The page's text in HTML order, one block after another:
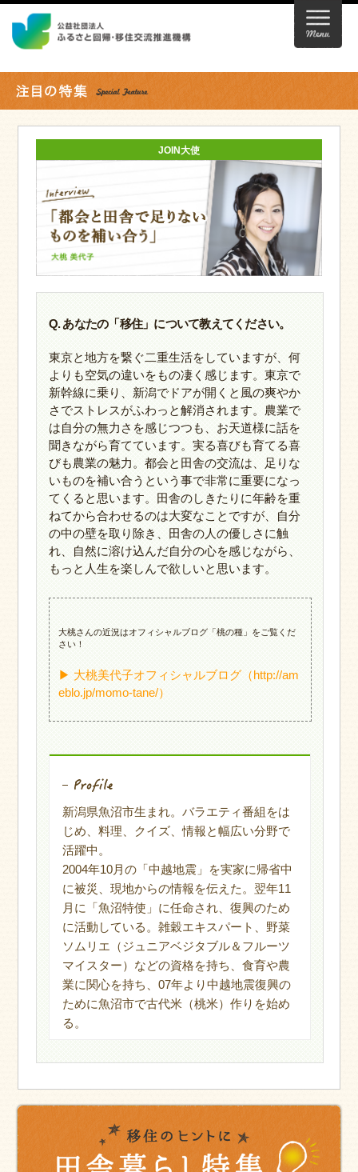
JOIN大使
Q. あなたの「移住」について教えてください。
東京と地方を繋ぐ二重生活をしていますが、何
よりも空気の違いをもの凄く感じます。東京で
新幹線に乗り、新潟でドアが開くと風の爽やか
さでストレスがふわっと解消されます。農業で
は自分の無力さを感じつつも、お天道様に話を
聞きながら育てています。実る喜びも育てる喜
びも農業の魅力。都会と田舎の交流は、足りな
いものを補い合うという事で非常に重要になっ
てくると思います。田舎のしきたりに年齢を重
ねてから合わせるのは大変なことですが、自分
の中の壁を取り除き、田舎の人の優しさに触
れ、自然に溶け込んだ自分の心を感じながら、
もっと人生を楽しんで欲しいと思います。
大桃さんの近況はオフィシャルブログ「桃の種」をご覧くだ
さい！
▶ 大桃美代子オフィシャルブログ（http://am
eblo.jp/momo-tane/）
新潟県魚沼市生まれ。バラエティ番組をは
じめ、料理、クイズ、情報と幅広い分野で
活躍中。
2004年10月の「中越地震」を実家に帰省中
に被災、現地からの情報を伝えた。翌年11
月に「魚沼特使」に任命され、復興のため
に活動している。雑穀エキスパート、野菜
ソムリエ（ジュニアベジタブル＆フルーツ
マイスター）などの資格を持ち、食育や農
業に関心を持ち、07年より中越地震復興の
ために魚沼市で古代米（桃米）作りを始め
る。